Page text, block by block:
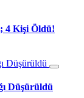
4 Kişi Öldü!
Düşürüldü